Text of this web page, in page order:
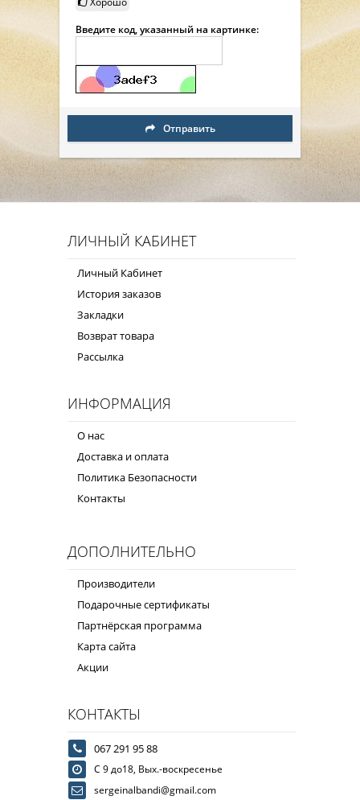
Введите код, указанный на картинке:
Отправить
ЛИЧНЫЙ КАБИНЕТ
Личный Кабинет
История заказов
Закладки
Возврат товара
Рассылка
ИНФОРМАЦИЯ
О нас
Доставка и оплата
Политика Безопасности
Контакты
ДОПОЛНИТЕЛЬНО
Производители
Подарочные сертификаты
Партнёрская программа
Карта сайта
Акции
КОНТАКТЫ
067 291 95 88
С 9 до18, Вых.-воскресенье
sergeinalbandi@gmail.com